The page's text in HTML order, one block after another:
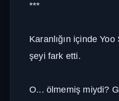
***
Karanlığın içinde
şeyi fark etti.
O... ölmemiş miydi?